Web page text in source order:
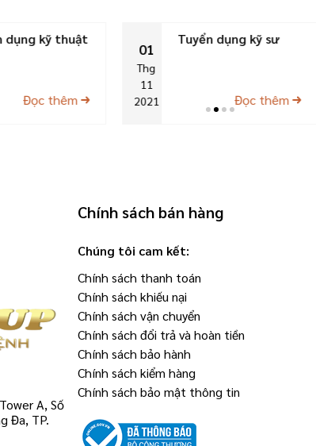
dụng kỹ thuật
Đọc thêm
01
Thg
11
2021
Tuyển dụng kỹ sư
Đọc thêm
A, Số
Đa, TP.
Chính sách bán hàng
Chúng tôi cam kết:
Chính sách thanh toán
Chính sách khiếu nại
Chính sách vận chuyển
Chính sách đổi trả và hoàn tiền
Chính sách bảo hành
Chính sách kiểm hàng
Chính sách bảo mật thông tin